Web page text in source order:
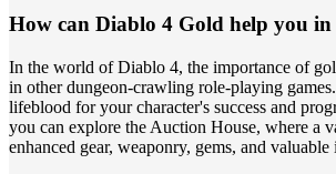
How can Diablo 4 Gold help you in
In the world of Diablo 4, the importance of
in other dungeon-crawling role-playing
lifeblood for your character's success and
you can explore the Auction House, where a
enhanced gear, weaponry, gems, and valuable